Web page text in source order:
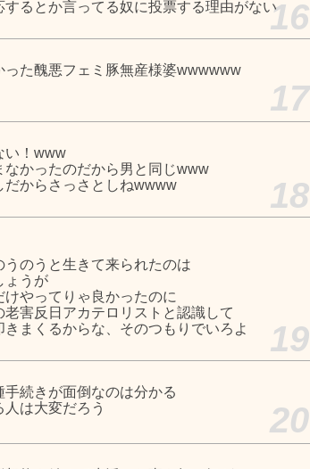
るとか言ってる奴に投票する理由がない16
った醜悪フェミ豚無産様婆wwwwww
17
い！www
なかったのだから男と同じwww
だからさっさとしねwwww
18
のうと生きて来られたのは
ょうが
やってりゃ良かったのに
老害反日アカテロリストと認識して
まくるからな、そのつもりでいろよ
19
続きが面倒なのは分かる
は大変だろう
20